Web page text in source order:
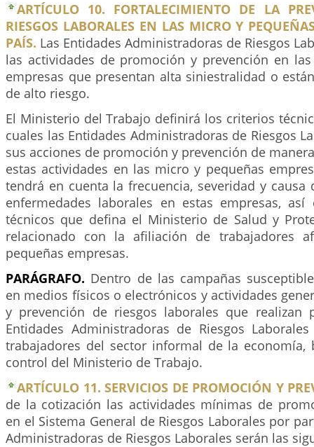
ARTÍCULO 10. FORTALECIMIENTO DE LA
RIESGOS LABORALES EN LAS MICRO Y
PAÍS. Las Entidades Administradoras de Riesgos
las actividades de promoción y prevención en
empresas que presentan alta siniestralidad o
de alto riesgo.
El Ministerio del Trabajo definirá los criterios
cuales las Entidades Administradoras de Riesgos
sus acciones de promoción y prevención de
estas actividades en las micro y pequeñas
tendrá en cuenta la frecuencia, severidad y causa
enfermedades laborales en estas empresas,
técnicos que defina el Ministerio de Salud y
relacionado con la afiliación de trabajadores
pequeñas empresas.
PARÁGRAFO. Dentro de las campañas
en medios físicos o electrónicos y actividades
y prevención de riesgos laborales que realizan
Entidades Administradoras de Riesgos
trabajadores del sector informal de la economía,
control del Ministerio de Trabajo.
ARTÍCULO 11. SERVICIOS DE PROMOCIÓN Y
de la cotización las actividades mínimas de
en el Sistema General de Riesgos Laborales por
Administradoras de Riesgos Laborales serán las